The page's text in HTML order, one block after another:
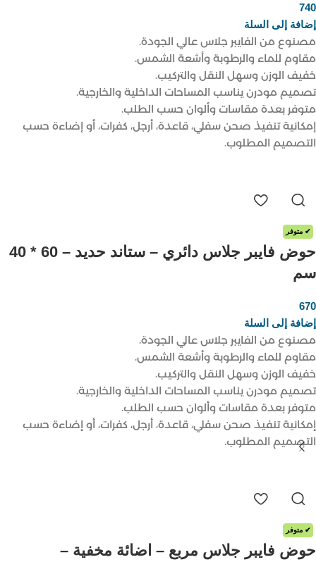
740
إضافة إلى السلة
مصنوع من الفايبر جلاس عالي الجودة.
مقاوم للماء والرطوبة وأشعة الشمس.
خفيف الوزن وسهل النقل والتركيب.
تصميم مودرن يناسب المساحات الداخلية والخارجية.
متوفر بعدة مقاسات وألوان حسب الطلب.
إمكانية تنفيذ صحن سفلي، قاعدة، أرجل، كفرات، أو إضاءة حسب
التصميم المطلوب.
✔ متوفر
حوض فايبر جلاس دائري – ستاند حديد – 60 * 40
سم
670
إضافة إلى السلة
مصنوع من الفايبر جلاس عالي الجودة.
مقاوم للماء والرطوبة وأشعة الشمس.
خفيف الوزن وسهل النقل والتركيب.
تصميم مودرن يناسب المساحات الداخلية والخارجية.
متوفر بعدة مقاسات وألوان حسب الطلب.
إمكانية تنفيذ صحن سفلي، قاعدة، أرجل، كفرات، أو إضاءة حسب
التصميم المطلوب.
✔ متوفر
حوض فايبر جلاس مربع – اضائة مخفية –